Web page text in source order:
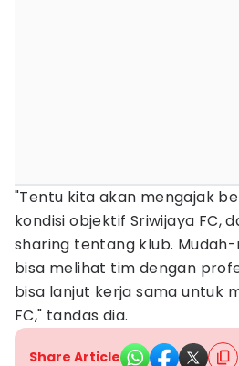
"Tentu kita akan mengajak
kondisi objektif Sriwijaya FC,
sharing tentang klub.
bisa melihat tim dengan
bisa lanjut kerja sama untuk
FC," tandas dia.
Share Article